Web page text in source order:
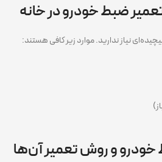
تعمیر ضبط خودرو در خانه
نیاز ندارید. موارد زیر کافی هستند:
و روش تعمیر آن‌ها